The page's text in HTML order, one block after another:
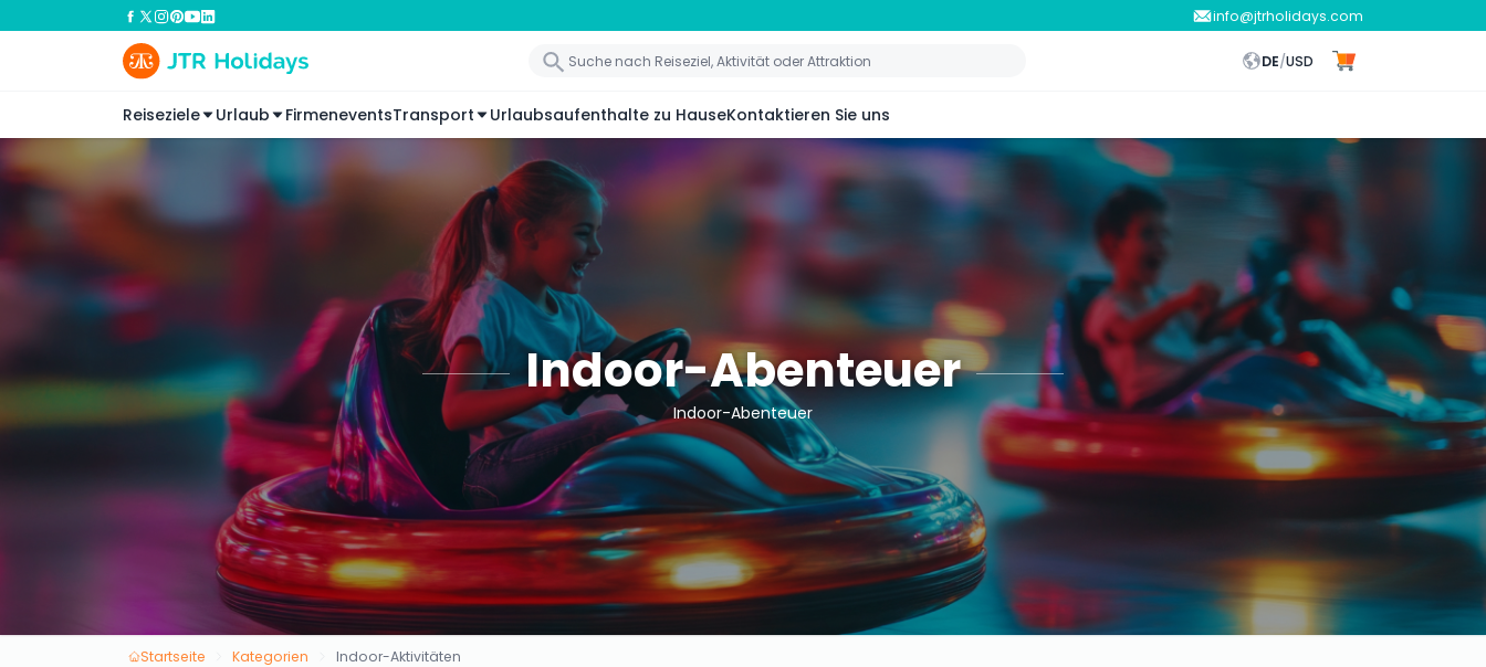
info@jtrholidays.com
DE/USD
Reiseziele Urlaub FirmeneventsTransport Urlaubsaufenthalte zu HauseKontaktieren Sie uns
Indoor-Abenteuer
Indoor-Abenteuer
Startseite Kategorien Indoor-Aktivitäten